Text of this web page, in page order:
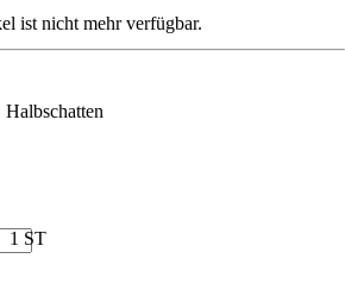
ist nicht mehr verfügbar.
Halbschatten
1 ST